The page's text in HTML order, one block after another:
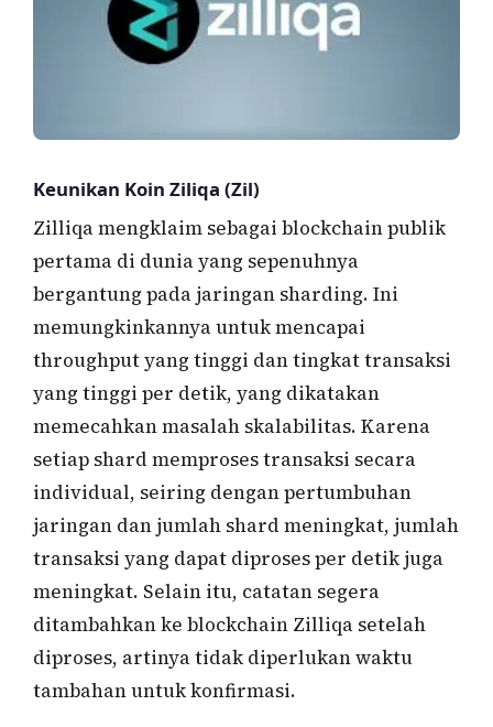
Keunikan Koin Ziliqa (Zil)
Zilliqa mengklaim sebagai blockchain publik
pertama di dunia yang sepenuhnya
bergantung pada jaringan sharding. Ini
memungkinkannya untuk mencapai
throughput yang tinggi dan tingkat transaksi
yang tinggi per detik, yang dikatakan
memecahkan masalah skalabilitas. Karena
setiap shard memproses transaksi secara
individual, seiring dengan pertumbuhan
jaringan dan jumlah shard meningkat, jumlah
transaksi yang dapat diproses per detik juga
meningkat. Selain itu, catatan segera
ditambahkan ke blockchain Zilliqa setelah
diproses, artinya tidak diperlukan waktu
tambahan untuk konfirmasi.